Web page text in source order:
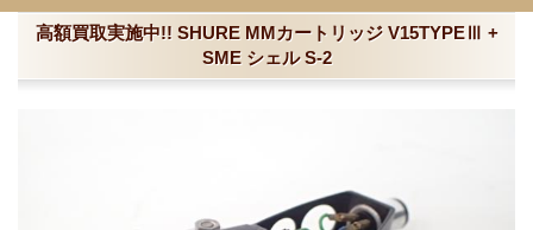
高額買取実施中!! SHURE MMカートリッジ V15TYPEⅢ +
SME シェル S-2